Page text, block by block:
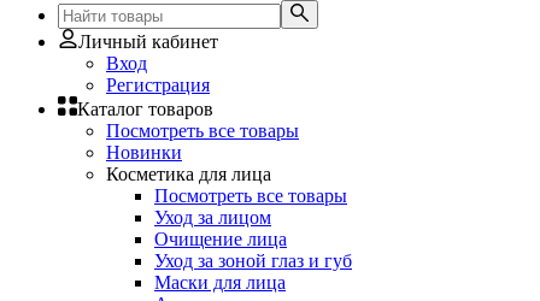
Личный кабинет
Вход
Регистрация
Каталог товаров
Посмотреть все товары
Новинки
Косметика для лица
Посмотреть все товары
Уход за лицом
Очищение лица
Уход за зоной глаз и губ
Маски для лица